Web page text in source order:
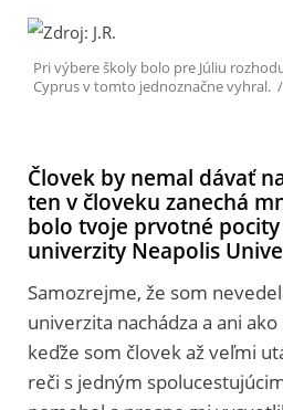
Pri výbere školy bolo pre Júliu
Cyprus v tomto jednoznačne vyhral. /
Človek by nemal dávať
ten v človeku zanechá
bolo tvoje prvotné pocity
univerzity Neapolis
Samozrejme, že som
univerzita nachádza a ani
keďže som človek až veľmi
reči s jedným